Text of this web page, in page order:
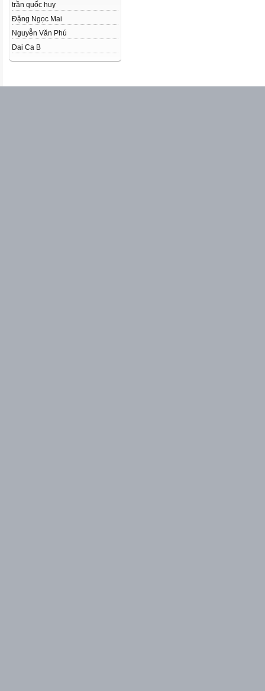
trần quốc huy
Đặng Ngọc Mai
Nguyễn Văn Phú
Dai Ca B